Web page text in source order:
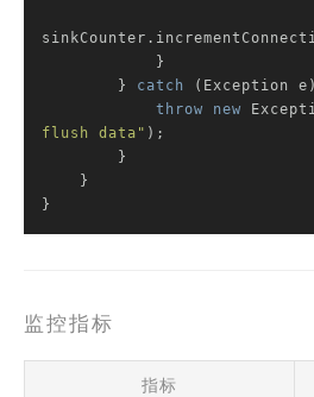
        }
catch (Exception
throw
new
flush data" );
}
监控指标
指标